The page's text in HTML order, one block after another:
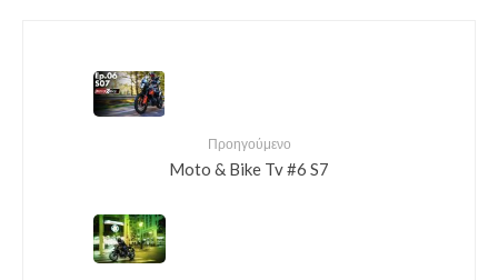
Προηγούμενο
Moto & Bike Tv #6 S7